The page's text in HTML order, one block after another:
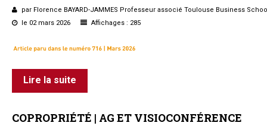
Questions/réponses
Copro. en difficulté
Parole d'experts*
par Florence BAYARD-JAMMES Professeur associé Toulouse Business
le 02 mars 2026
Affichages : 285
Lire la suite
COPROPRIÉTÉ | AG ET VISIOCONFÉRENCE